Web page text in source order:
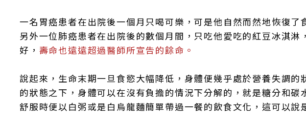
一名胃癌患者在出院後一個月只喝可樂，可是他自然而然地恢復了
另外一位肺癌患者在出院後的數個月間，只吃他愛吃的紅豆冰淇淋
好， 壽命也遠遠超過醫師所宣告的餘命。
說起來，生命末期一旦食慾大幅降低，身體便幾乎處於營養失調
的狀態之下，身體可以在沒有負擔的情況下分解的，就是糖分和
舒服時便以白粥或是白烏龍麵簡單帶過一餐的飲食文化，這可以說